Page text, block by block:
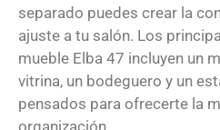
separado puedes crear la
ajuste a tu salón. Los
mueble Elba 47 incluyen un
vitrina, un bodeguero y un
pensados para ofrecerte la
organización.